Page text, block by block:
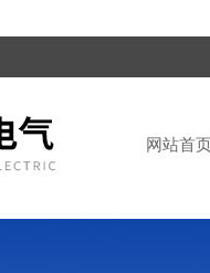
网站首